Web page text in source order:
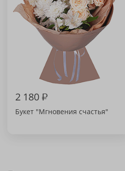
2 180₽
Букет "Мгновения счастья"